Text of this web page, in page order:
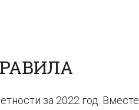
за 2022 год. Вместе